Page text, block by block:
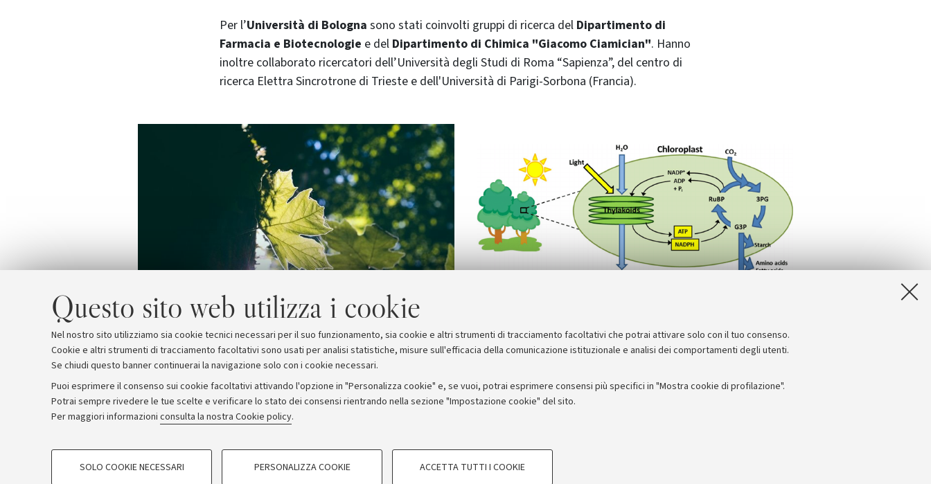
Questo sito web utilizza i cookie
Nel nostro sito utilizziamo sia cookie tecnici necessari per il suo funzionamento, sia cookie e altri strumenti di tracciamento facoltativi che potrai attivare solo con il tuo consenso.
Cookie e altri strumenti di tracciamento facoltativi sono usati per analisi statistiche, misure sull'efficacia della comunicazione istituzionale e analisi dei comportamenti degli utenti.
Se chiudi questo banner continuerai la navigazione solo con i cookie necessari.
Puoi esprimere il consenso sui cookie facoltativi attivando l'opzione in "Personalizza cookie" e, se vuoi, potrai esprimere consensi più specifici in "Mostra cookie di profilazione".
Potrai sempre rivedere le tue scelte e verificare lo stato dei consensi rientrando nella sezione "Impostazione cookie" del sito.
Per maggiori informazioni consulta la nostra Cookie policy.
COOKIE DI PROFILAZIONE - FACOLTATIVI COOKIE TECNICI - NECESSARI
SOLO COOKIE NECESSARI PERSONALIZZA COOKIE ACCETTA TUTTI I COOKIE
Per l’Università di Bologna sono stati coinvolti gruppi di ricerca del Dipartimento di
Farmacia e Biotecnologie e del Dipartimento di Chimica "Giacomo Ciamician". Hanno
inoltre collaborato ricercatori dell’Università degli Studi di Roma “Sapienza”, del centro di
ricerca Elettra Sincrotrone di Trieste e dell'Università di Parigi-Sorbona (Francia).
Archivio Comunicati stampa Redazione Rassegna stampa
© Copyright 2026 - ALMA MATER STUDIORUM - Università di Bologna - Via Zamboni, 33 - 40126 Bologna - PI: 01131710376 - CF: 80007010376